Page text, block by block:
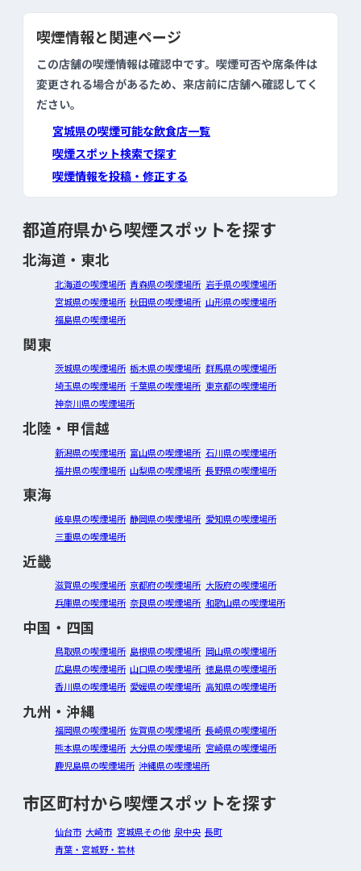
喫煙情報と関連ページ
この店舗の喫煙情報は確認中です。喫煙可否や席条件は
変更される場合があるため、来店前に店舗へ確認してく
ださい。
宮城県の喫煙可能な飲食店一覧
喫煙スポット検索で探す
喫煙情報を投稿・修正する
都道府県から喫煙スポットを探す
北海道・東北
北海道の喫煙場所 青森県の喫煙場所 岩手県の喫煙場所
宮城県の喫煙場所 秋田県の喫煙場所 山形県の喫煙場所
福島県の喫煙場所
関東
茨城県の喫煙場所 栃木県の喫煙場所 群馬県の喫煙場所
埼玉県の喫煙場所 千葉県の喫煙場所 東京都の喫煙場所
神奈川県の喫煙場所
北陸・甲信越
新潟県の喫煙場所 富山県の喫煙場所 石川県の喫煙場所
福井県の喫煙場所 山梨県の喫煙場所 長野県の喫煙場所
東海
岐阜県の喫煙場所 静岡県の喫煙場所 愛知県の喫煙場所
三重県の喫煙場所
近畿
滋賀県の喫煙場所 京都府の喫煙場所 大阪府の喫煙場所
兵庫県の喫煙場所 奈良県の喫煙場所 和歌山県の喫煙場所
中国・四国
鳥取県の喫煙場所 島根県の喫煙場所 岡山県の喫煙場所
広島県の喫煙場所 山口県の喫煙場所 徳島県の喫煙場所
香川県の喫煙場所 愛媛県の喫煙場所 高知県の喫煙場所
九州・沖縄
福岡県の喫煙場所 佐賀県の喫煙場所 長崎県の喫煙場所
熊本県の喫煙場所 大分県の喫煙場所 宮崎県の喫煙場所
鹿児島県の喫煙場所 沖縄県の喫煙場所
市区町村から喫煙スポットを探す
仙台市 大崎市 宮城県その他 泉中央 長町
青葉・宮城野・若林